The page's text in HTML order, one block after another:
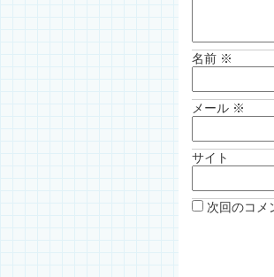
名前 ※
メール ※
サイト
次回のコメ